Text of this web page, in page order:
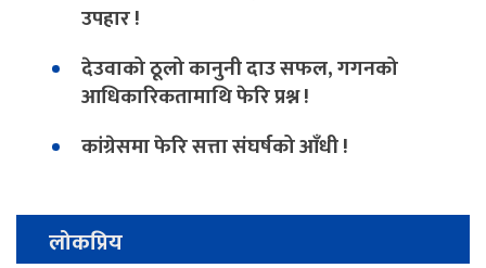
उपहार !
देउवाको ठूलो कानुनी दाउ सफल, गगनको
आधिकारिकतामाथि फेरि प्रश्न !
कांग्रेसमा फेरि सत्ता संघर्षको आँधी !
लोकप्रिय